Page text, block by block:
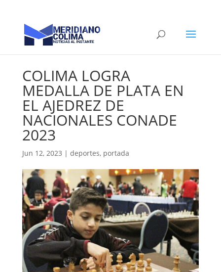
COLIMA LOGRA
MEDALLA DE PLATA EN
EL AJEDREZ DE
NACIONALES CONADE
2023
Jun 12, 2023 | deportes, portada